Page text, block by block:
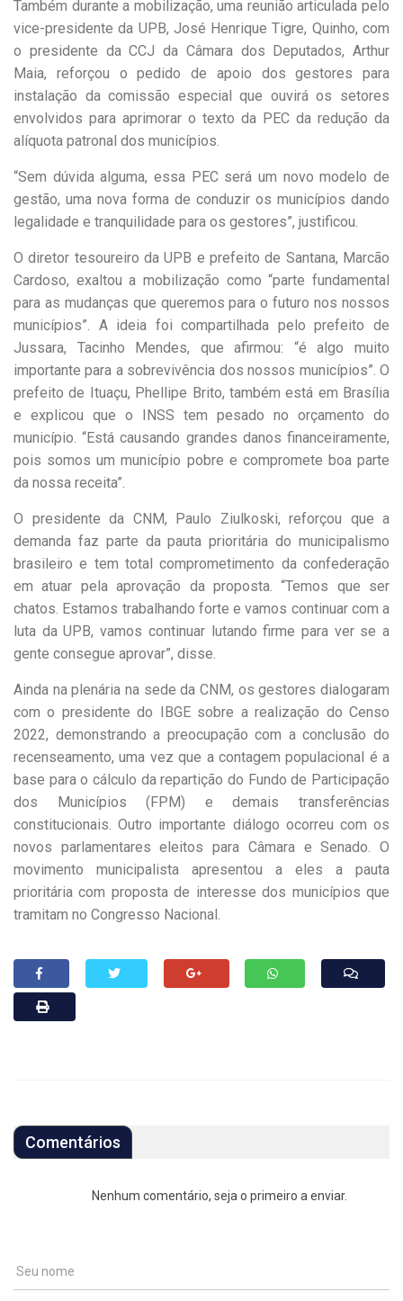
Também durante a mobilização, uma reunião articulada pelo
vice-presidente da UPB, José Henrique Tigre, Quinho, com
o presidente da CCJ da Câmara dos Deputados, Arthur
Maia, reforçou o pedido de apoio dos gestores para
instalação da comissão especial que ouvirá os setores
envolvidos para aprimorar o texto da PEC da redução da
alíquota patronal dos municípios.
“Sem dúvida alguma, essa PEC será um novo modelo de
gestão, uma nova forma de conduzir os municípios dando
legalidade e tranquilidade para os gestores”, justificou.
O diretor tesoureiro da UPB e prefeito de Santana, Marcão
Cardoso, exaltou a mobilização como “parte fundamental
para as mudanças que queremos para o futuro nos nossos
municípios”. A ideia foi compartilhada pelo prefeito de
Jussara, Tacinho Mendes, que afirmou: “é algo muito
importante para a sobrevivência dos nossos municípios”. O
prefeito de Ituaçu, Phellipe Brito, também está em Brasília
e explicou que o INSS tem pesado no orçamento do
município. “Está causando grandes danos financeiramente,
pois somos um município pobre e compromete boa parte
da nossa receita”.
O presidente da CNM, Paulo Ziulkoski, reforçou que a
demanda faz parte da pauta prioritária do municipalismo
brasileiro e tem total comprometimento da confederação
em atuar pela aprovação da proposta. “Temos que ser
chatos. Estamos trabalhando forte e vamos continuar com a
luta da UPB, vamos continuar lutando firme para ver se a
gente consegue aprovar”, disse.
Ainda na plenária na sede da CNM, os gestores dialogaram
com o presidente do IBGE sobre a realização do Censo
2022, demonstrando a preocupação com a conclusão do
recenseamento, uma vez que a contagem populacional é a
base para o cálculo da repartição do Fundo de Participação
dos Municípios (FPM) e demais transferências
constitucionais. Outro importante diálogo ocorreu com os
novos parlamentares eleitos para Câmara e Senado. O
movimento municipalista apresentou a eles a pauta
prioritária com proposta de interesse dos municípios que
tramitam no Congresso Nacional.
Comentários
Nenhum comentário, seja o primeiro a enviar.